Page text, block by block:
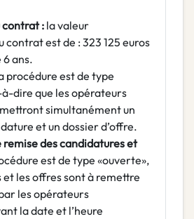
contrat : la valeur
contrat est de : 323 125 euros
6 ans.
procédure est de type
à-dire que les opérateurs
simultanément un
et un dossier d’offre.
remise des candidatures et
est de type «ouverte»,
et les offres sont à remettre
les opérateurs
la date et l’heure